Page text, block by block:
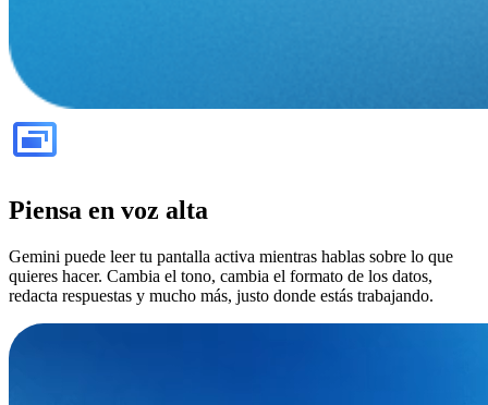
Piensa en voz alta
Gemini puede leer tu pantalla activa mientras hablas sobre lo que
quieres hacer. Cambia el tono, cambia el formato de los datos,
redacta respuestas y mucho más, justo donde estás trabajando.